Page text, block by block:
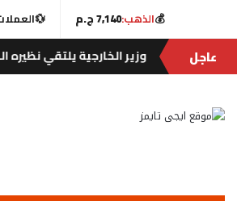
💰الذهب:7,140 ج.م 💱
عاجل
وزير الخارجية يلتقي نظيره